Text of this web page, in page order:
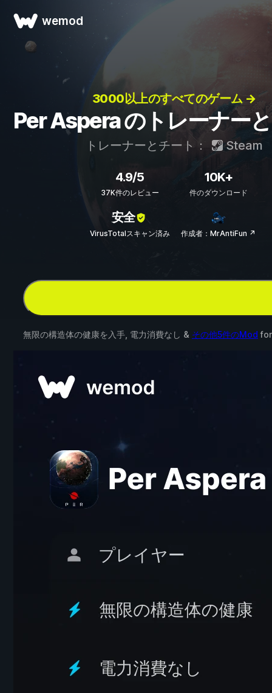
wemod
3000以上のすべてのゲーム →
Per Aspera のトレーナー
トレーナーとチート： Steam
4.9/5
37K件のレビュー
10K+
件のダウンロード
安全
VirusTotalスキャン済み 作成者：MrAntiFun ↗
無限の構造体の健康を入手, 電力消費なし & その他5件のMod